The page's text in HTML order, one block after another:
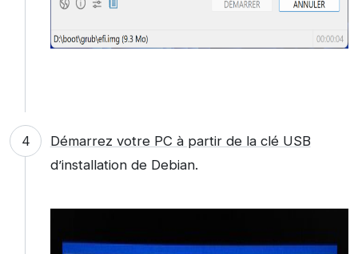
Démarrez votre PC à partir de la clé USB
d’installation de Debian.